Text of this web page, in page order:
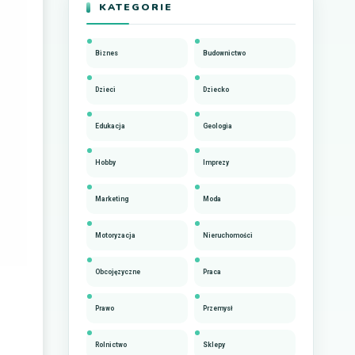
KATEGORIE
Biznes Budownictwo
Dzieci Dziecko
Edukacja Geologia
Hobby Imprezy
Marketing Moda
Motoryzacja Nieruchomości
Obcojęzyczne Praca
Prawo Przemysł
Rolnictwo Sklepy